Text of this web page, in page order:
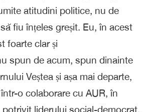
atitudini politice, nu de
fiu înțeles greșit. Eu, în acest
foarte clar și
spun de acum, spun dinainte
Veștea și așa mai departe,
o colaborare cu AUR, în
liderului social-democrat.